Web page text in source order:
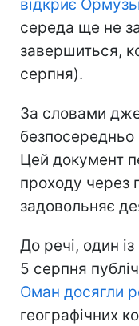
відкриє
середа ще не
завершиться,
серпня).
За словами
Цей документ
проходу через
задовольняє
До речі, один
5 серпня
Оман досягли
географічних